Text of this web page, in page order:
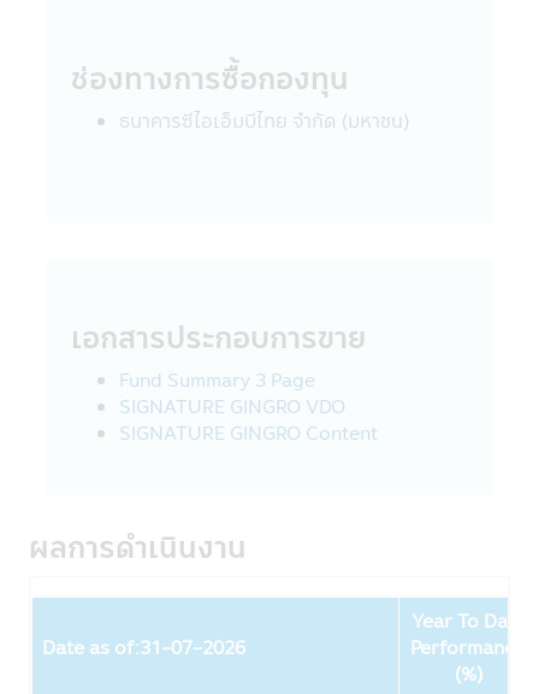
ซิเพิล จำกัด เคารพสิทธิของลูกค้า นโยบายความ
เป็นส่วนตัวของบริษัทนั้น มีเพื่อให้ท่านมั่นใจยาม
ที่ท่านให้ข้อมูลกับบริษัทฯ โดยลูกค้ามีสิทธิที่จะ
จากใบสมัครเปิดบัญชีและข้อมูลของท่านเพื่อใช้
บริการทางอินเตอร์เน็ตของบริษัทฯ
บริษัทฯอาจจะเก็บข้อมูลเพิ่มเติมจากท่านอีกเมื่อ
ท่านใช้ศูนยบริการและดูแลลูกค้าของบริษัทฯ
ผ่านระบบออนไลน์หรือโทรศัพท์ เพื่อที่บริษัทฯจะ
การใช้รหัสผ่าน
สิ่งที่ลูกค้าต้องรับผิดชอบ โปรดแน่ใจว่ารหัส
ผ่านของท่านไม่ได้ถูกเปิดเผยต่อบุคคลอื่นๆ ไม่
ว่าในเวลาและสถานการณ์ใด กรุณาแจ้งทางบริ
ช่องทางการซื้อกองทุน
ธนาคารซีไอเอ็มบีไทย จำกัด (มหาชน)
เอกสารประกอบการขาย
Fund Summary 3 Page
SIGNATURE GINGRO VDO
SIGNATURE GINGRO Content
ผลการดำเนินงาน
Date as of:31-07-2026
Year To Date
Performance
(%)